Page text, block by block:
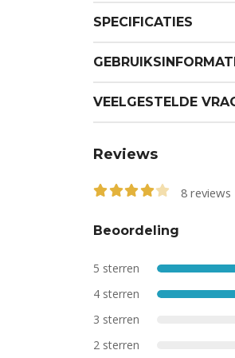
SPECIFICATIES
VEELGESTELDE
Reviews
8 reviews
Beoordeling
5 sterren
4 sterren
3 sterren
2 sterren